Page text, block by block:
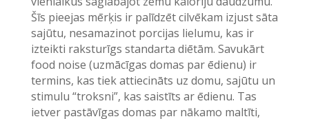
Šīs pieejas mērķis ir palīdzēt cilvēkam izjust sāta
sajūtu, nesamazinot porcijas lielumu, kas ir
izteikti raksturīgs standarta diētām. Savukārt
food noise (uzmācīgas domas par ēdienu) ir
termins, kas tiek attiecināts uz domu, sajūtu un
stimulu “troksni”, kas saistīts ar ēdienu. Tas
ietver pastāvīgas domas par nākamo maltīti,